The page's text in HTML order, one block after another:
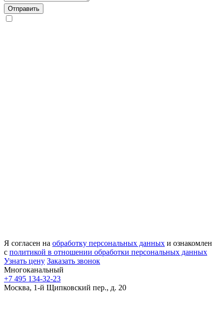
Отправить
Я согласен на обработку персональных данных и ознакомлен
с политикой в отношении обработки персональных данных
Узнать цену Заказать звонок
Многоканальный
+7 495 134-32-23
Москва, 1-й Щипковский пер., д. 20